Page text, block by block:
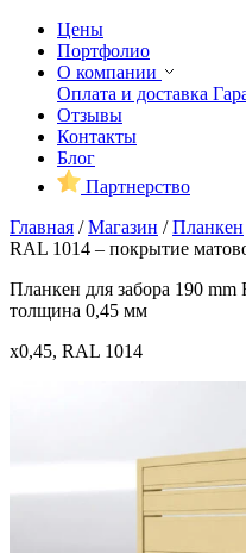
Цены
Портфолио
О компании
Оплата и доставка
Отзывы
Контакты
Блог
Партнерство
Главная /Магазин /Планкен
RAL 1014 – покрытие
Планкен для забора 190
толщина 0,45 мм
x0,45, RAL 1014